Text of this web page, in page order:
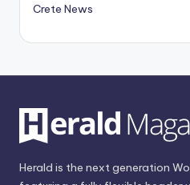
Crete News
Herald is the next generation